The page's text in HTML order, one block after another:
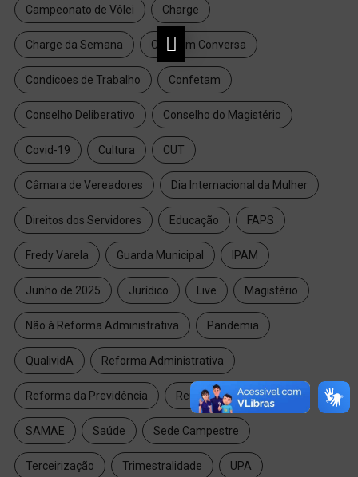
Campeonato de Vôlei Charge
Charge da Semana Chá com Conversa
Condicoes de Trabalho Confetam
Conselho Deliberativo Conselho do Magistério
Covid-19 Cultura CUT
Câmara de Vereadores Dia Internacional da Mulher
Direitos dos Servidores Educação FAPS
Fredy Varela Guarda Municipal IPAM
Junho de 2025 Jurídico Live Magistério
Não à Reforma Administrativa Pandemia
QualividA Reforma Administrativa
Reforma da Previdência Reunião Executivo
SAMAE Saúde Sede Campestre
Terceirização Trimestralidade UPA